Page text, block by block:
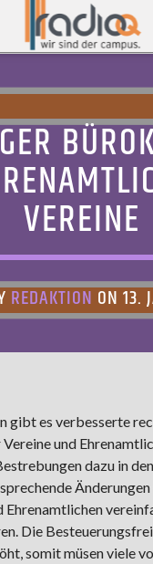
18:00
VEREINE
REDAKTION ON 13.
gibt es verbesserte
und
dazu in
Ehrenamtlichen
Die
somit müsen viele